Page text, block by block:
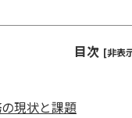
目次 [非表
現状と課題